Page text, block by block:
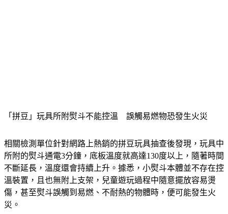
相關檢測單位針對網路上熱銷的拼豆玩具抽查後發現，玩具中
所附的熨斗通電3分鐘，底板溫度就高達130度以上，隨著時間
不斷延長，溫度還會持續上升。據悉，小熨斗本體並不存在控
溫裝置，且也無附上支架，兒童遊玩過程中隨意擺放容易燙
傷，甚至熨斗誤觸到易燃、不耐熱的物體時，便可能發生火